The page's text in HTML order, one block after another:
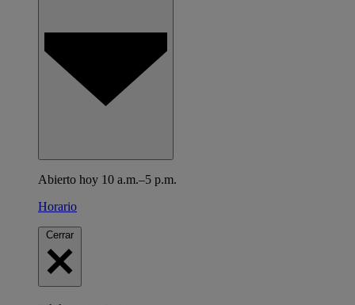
Abierto hoy 10 a.m.–5 p.m.
Horario
Cerrar